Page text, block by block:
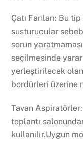
Çatı Fanları: Bu
susturucular
sorun
seçilmesinde
yerleştirilecek olan
bordürleri üzerine
Tavan
toplantı
kullanılır.Uygun